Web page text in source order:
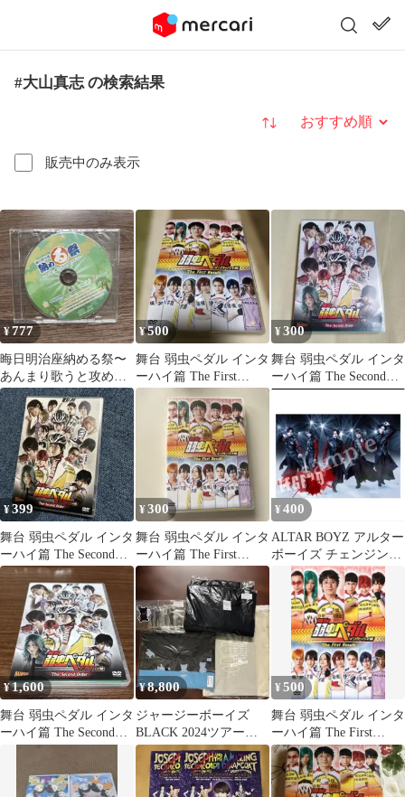
#大山真志 の検索結果
販売中のみ表示
並び替え
¥777
晦日明治座納める祭〜
あんまり歌うと攻めら
れちゃうよ〜
¥500
舞台 弱虫ペダル インタ
ーハイ篇 The First
Result〈2枚組〉
¥300
舞台 弱虫ペダル インタ
ーハイ篇 The Second
Order〈2枚組〉
¥399
舞台 弱虫ペダル インタ
ーハイ篇 The Second
Order〈2枚組〉
¥300
舞台 弱虫ペダル インタ
ーハイ篇 The First
Result ペダステ
¥ 400
ALTAR BOYZ アルター
ボーイズ チェンジング
カード 2021
¥1,600
舞台 弱虫ペダル インタ
ーハイ篇 The Second
¥8,800
ジャージーボーイズ
BLACK 2024ツアーグ
ッズ
¥500
舞台 弱虫ペダル インタ
ーハイ篇 The First
Result〈2枚組〉